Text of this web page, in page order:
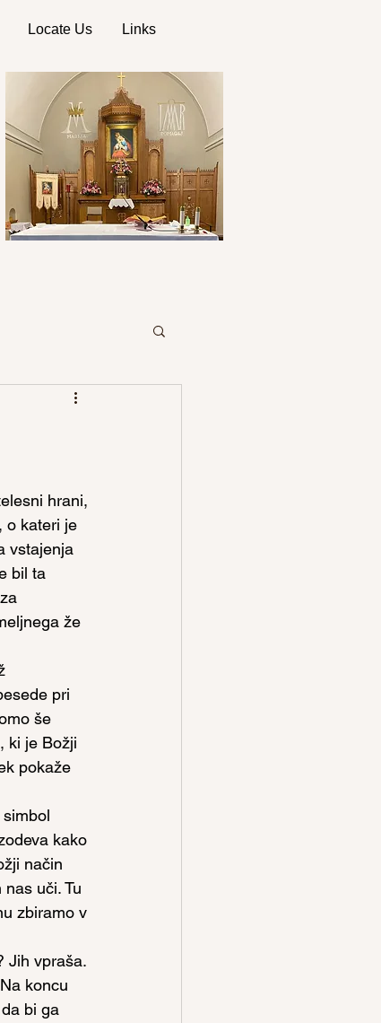
Locate Us Links
hrani,
o kateri je
vstajenja
bil ta
že
pri
še
ki je Božji
pokaže
kako
način
uči. Tu
zbiramo v
Jih vpraša.
koncu
bi ga